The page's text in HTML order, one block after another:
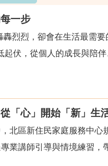
一步
烈烈，卻會在生活最需
伏，從個人的成長與陪
「心」開始「新」生
北區新住民家庭服務中
業講師引導與情境練習